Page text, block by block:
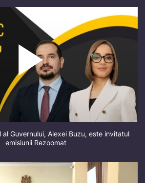
al Guvernului, Alexei Buzu, este invitatul
emisiunii Rezoomat